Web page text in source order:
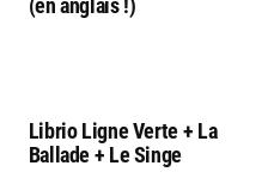
(en anglais !)
Librio Ligne Verte + La
Ballade + Le Singe